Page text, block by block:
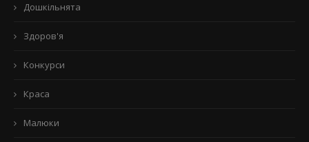
Дошкільнята
Здоров'я
Конкурси
Краса
Малюки